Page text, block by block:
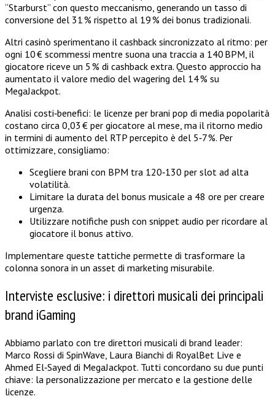
“Starburst” con questo meccanismo, generando un tasso di
conversione del 31 % rispetto al 19 % dei bonus tradizionali.
Altri casinò sperimentano il cashback sincronizzato al ritmo: per
ogni 10 € scommessi mentre suona una traccia a 140 BPM, il
giocatore riceve un 5 % di cashback extra. Questo approccio ha
aumentato il valore medio del wagering del 14 % su
MegaJackpot.
Analisi costi‑benefici: le licenze per brani pop di media popolarità
costano circa 0,03 € per giocatore al mese, ma il ritorno medio
in termini di aumento del RTP percepito è del 5‑7 %. Per
ottimizzare, consigliamo:
Scegliere brani con BPM tra 120‑130 per slot ad alta
volatilità.
Limitare la durata del bonus musicale a 48 ore per creare
urgenza.
Utilizzare notifiche push con snippet audio per ricordare al
giocatore il bonus attivo.
Implementare queste tattiche permette di trasformare la
colonna sonora in un asset di marketing misurabile.
Interviste esclusive: i direttori musicali dei principali
brand iGaming
Abbiamo parlato con tre direttori musicali di brand leader:
Marco Rossi di SpinWave, Laura Bianchi di RoyalBet Live e
Ahmed El‑Sayed di MegaJackpot. Tutti concordano su due punti
chiave: la personalizzazione per mercato e la gestione delle
licenze.